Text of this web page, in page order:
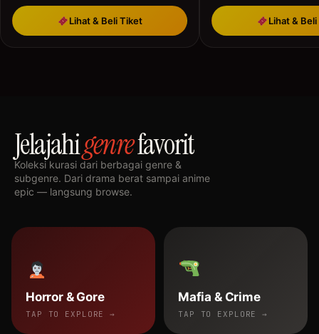
Lihat & Beli Tiket Lihat &
Jelajahigenrefavorit
Koleksi kurasi dari berbagai genre &
subgenre. Dari drama berat sampai anime
epic — langsung browse.
Horror & Gore
TAP TO EXPLORE →
Mafia & Crime
TAP TO EXPLORE →